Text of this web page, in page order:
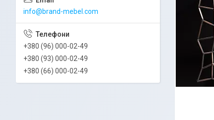
info@brand-mebel.com
+380 (96) 000-02-49
+380 (93) 000-02-49
+380 (66) 000-02-49